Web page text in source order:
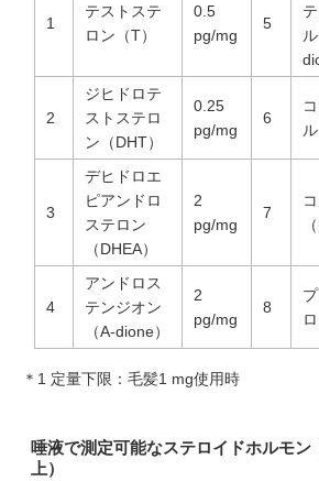
1
テストステ
ロン（T）
0.5
pg/mg
5
2
ジヒドロテ
ストステロ
ン（DHT）
0.25
pg/mg
6
3
デヒドロエ
ピアンドロ
ステロン
（DHEA）
2
pg/mg
7
4
アンドロス
テンジオン
（A-dione）
2
pg/mg
8
＊1 定量下限：毛髪1 mg使用時
唾液で測定可能なステロイドホルモン
上）